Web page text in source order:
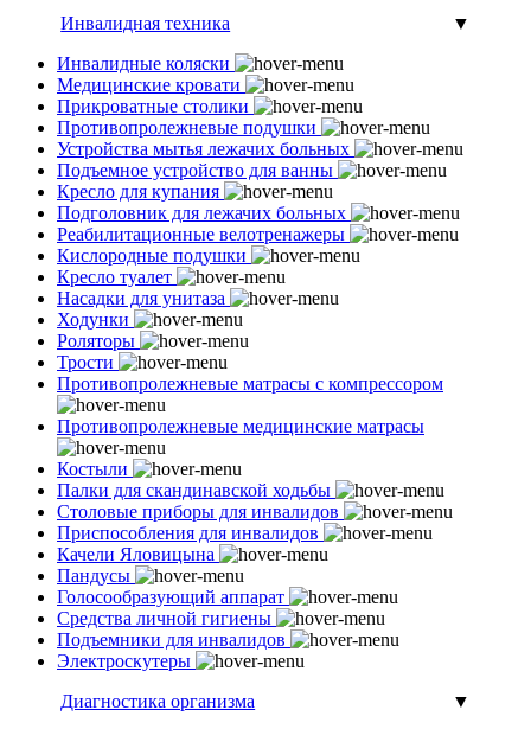
Инвалидная техника
▼
Инвалидные коляски
Медицинские кровати
Прикроватные столики
Противопролежневые подушки
Устройства мытья лежачих больных
Подъемное устройство для ванны
Кресло для купания
Подголовник для лежачих больных
Реабилитационные велотренажеры
Кислородные подушки
Кресло туалет
Насадки для унитаза
Ходунки
Роляторы
Трости
Противопролежневые матрасы с компрессором
Противопролежневые медицинские матрасы
Костыли
Палки для скандинавской ходьбы
Столовые приборы для инвалидов
Приспособления для инвалидов
Качели Яловицына
Пандусы
Голосообразующий аппарат
Средства личной гигиены
Подъемники для инвалидов
Электроскутеры
Диагностика организма
▼